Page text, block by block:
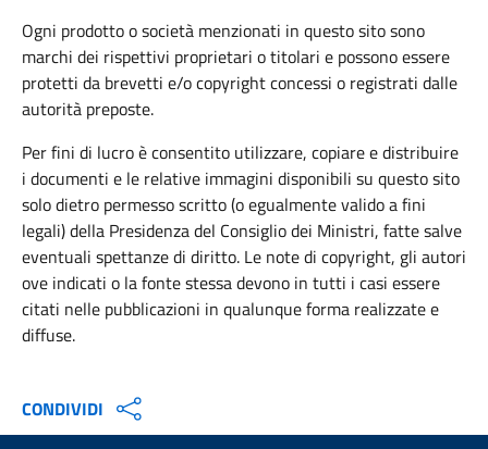
Ogni prodotto o società menzionati in questo sito sono
marchi dei rispettivi proprietari o titolari e possono essere
protetti da brevetti e/o copyright concessi o registrati dalle
autorità preposte.
Per fini di lucro è consentito utilizzare, copiare e distribuire
i documenti e le relative immagini disponibili su questo sito
solo dietro permesso scritto (o egualmente valido a fini
legali) della Presidenza del Consiglio dei Ministri, fatte salve
eventuali spettanze di diritto. Le note di copyright, gli autori
ove indicati o la fonte stessa devono in tutti i casi essere
citati nelle pubblicazioni in qualunque forma realizzate e
diffuse.
CONDIVIDI